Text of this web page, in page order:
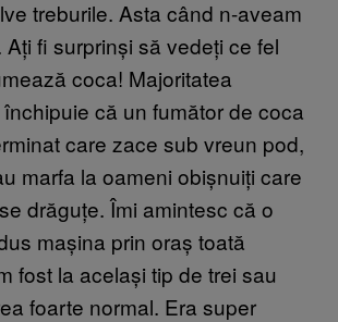
treburile. Asta când n-aveam
Ați fi surprinși să vedeți ce fel
coca! Majoritatea
că un fumător de coca
care zace sub vreun pod,
marfa la oameni obișnuiți care
drăguțe. Îmi amintesc că o
mașina prin oraș toată
fost la același tip de trei sau
foarte normal. Era super